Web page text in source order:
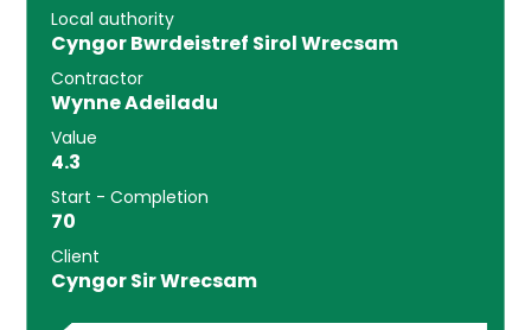
Local authority
Cyngor Bwrdeistref Sirol Wrecsam
Contractor
Wynne Adeiladu
Value
4.3
Start - Completion
70
Client
Cyngor Sir Wrecsam